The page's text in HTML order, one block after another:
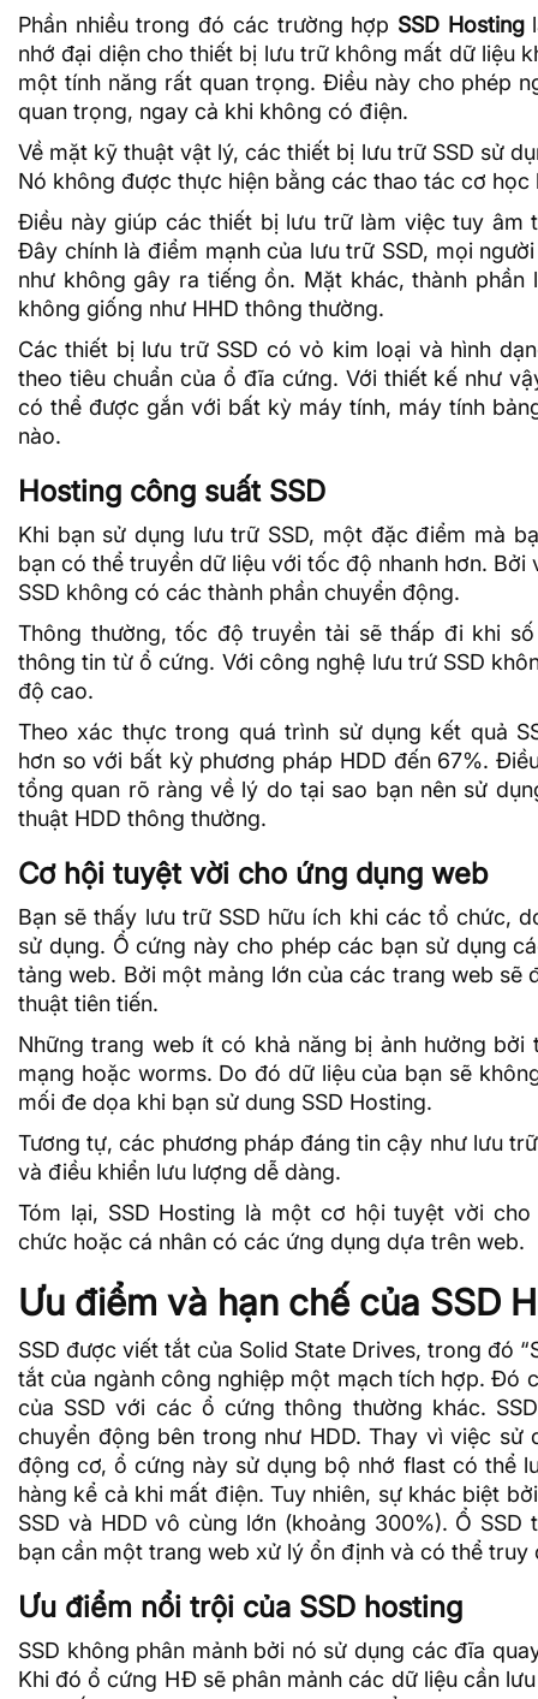
Phần nhiều trong đó các trường hợp SSD Hosting
nhớ đại diện cho thiết bị lưu trữ không mất dữ liệu
một tính năng rất quan trọng. Điều này cho phép
quan trọng, ngay cả khi không có điện.
Về mặt kỹ thuật vật lý, các thiết bị lưu trữ SSD sử
Nó không được thực hiện bằng các thao tác cơ học
Điều này giúp các thiết bị lưu trữ làm việc tuy âm
Đây chính là điểm mạnh của lưu trữ SSD, mọi
như không gây ra tiếng ồn. Mặt khác, thành phần
không giống như HHD thông thường.
Các thiết bị lưu trữ SSD có vỏ kim loại và hình
theo tiêu chuẩn của ổ đĩa cứng. Với thiết kế như
có thể được gắn với bất kỳ máy tính, máy tính
nào.
Hosting công suất SSD
Khi bạn sử dụng lưu trữ SSD, một đặc điểm mà
bạn có thể truyền dữ liệu với tốc độ nhanh hơn. Bởi
SSD không có các thành phần chuyển động.
Thông thường, tốc độ truyền tải sẽ thấp đi khi
thông tin từ ổ cứng. Với công nghệ lưu trứ SSD
độ cao.
Theo xác thực trong quá trình sử dụng kết quả
hơn so với bất kỳ phương pháp HDD đến 67%.
tổng quan rõ ràng về lý do tại sao bạn nên sử
thuật HDD thông thường.
Cơ hội tuyệt vời cho ứng dụng web
Bạn sẽ thấy lưu trữ SSD hữu ích khi các tổ chức,
sử dụng. Ổ cứng này cho phép các bạn sử dụng
tảng web. Bởi một mảng lớn của các trang web sẽ
thuật tiên tiến.
Những trang web ít có khả năng bị ảnh hưởng bởi
mạng hoặc worms. Do đó dữ liệu của bạn sẽ
mối đe dọa khi bạn sử dung SSD Hosting.
Tương tự, các phương pháp đáng tin cậy như lưu
và điều khiển lưu lượng dễ dàng.
Tóm lại, SSD Hosting là một cơ hội tuyệt vời cho
chức hoặc cá nhân có các ứng dụng dựa trên web.
Ưu điểm và hạn chế của SSD
SSD được viết tắt của Solid State Drives, trong đó
tắt của ngành công nghiệp một mạch tích hợp. Đó
của SSD với các ổ cứng thông thường khác.
chuyển động bên trong như HDD. Thay vì việc sử
động cơ, ổ cứng này sử dụng bộ nhớ flast có thể
hàng kể cả khi mất điện. Tuy nhiên, sự khác biệt
SSD và HDD vô cùng lớn (khoảng 300%). Ổ
bạn cần một trang web xử lý ổn định và có thể truy
Ưu điểm nổi trội của SSD hosting
SSD không phân mảnh bởi nó sử dụng các đĩa
Khi đó ổ cứng HĐ sẽ phân mảnh các dữ liệu cần